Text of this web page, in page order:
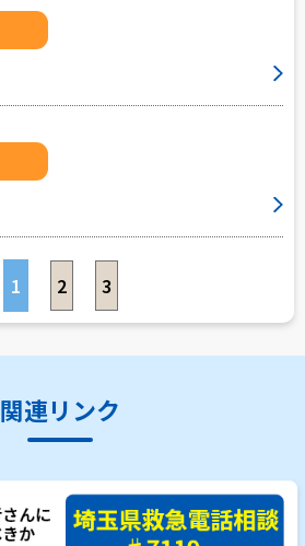
1 2 3
関連リンク